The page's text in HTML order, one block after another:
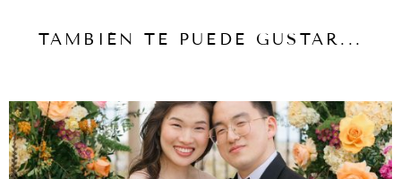
TAMBIÉN TE PUEDE GUSTAR...